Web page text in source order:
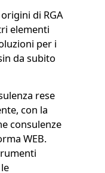
di RGA
elementi
per i
da subito
rese
con la
consulenze
WEB.